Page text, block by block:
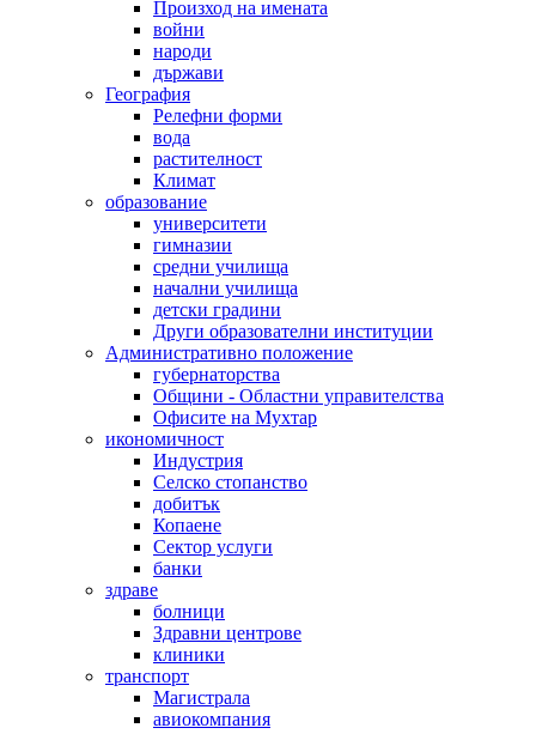
Произход на имената
войни
народи
държави
География
Релефни форми
вода
растителност
Климат
образование
университети
гимназии
средни училища
начални училища
детски градини
Други образователни институции
Административно положение
губернаторства
Общини - Областни управителства
Офисите на Мухтар
икономичност
Индустрия
Селско стопанство
добитък
Копаене
Сектор услуги
банки
здраве
болници
Здравни центрове
клиники
транспорт
Магистрала
авиокомпания